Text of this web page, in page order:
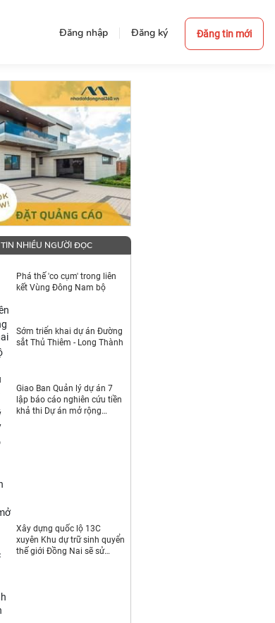
Đăng nhập Đăng ký Đăng tin mới
TIN NHIỀU NGƯỜI ĐỌC
Phá thế 'co cụm' trong liên
kết Vùng Đông Nam bộ
Sớm triển khai dự án Đường
sắt Thủ Thiêm - Long Thành
Giao Ban Quản lý dự án 7
lập báo cáo nghiên cứu tiền
khả thi Dự án mở rộng
Xây dựng quốc lộ 13C
xuyên Khu dự trữ sinh quyển
thế giới Đồng Nai sẽ sử